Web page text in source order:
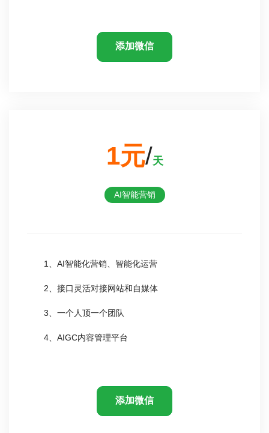
添加微信
1元/天
AI智能营销
1、AI智能化营销、智能化运营
2、接口灵活对接网站和自媒体
3、一个人顶一个团队
4、AIGC内容管理平台
添加微信